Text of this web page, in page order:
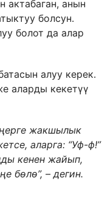
актабаган, анын
болсун.
болот да алар
алуу керек.
аларды кекетүү
жакшылык
аларга: “Уф-ф!”
кенен жайып,
бөлө”, – дегин.